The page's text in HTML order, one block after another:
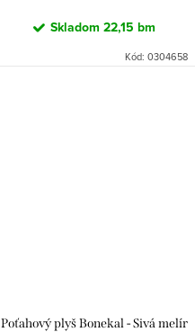
Skladom 22,15 bm
Kód: 0304658
Poťahový plyš Bonekal - Sivá melír